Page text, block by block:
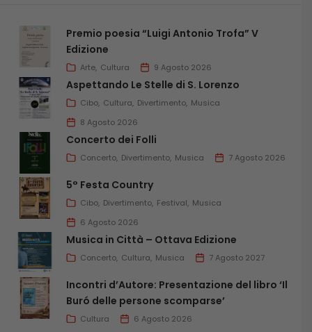
Premio poesia “Luigi Antonio Trofa” V
Edizione
Arte Cultura 9 Agosto 2026
Aspettando Le Stelle di S. Lorenzo
Cibo Cultura Divertimento Musica
8 Agosto 2026
Concerto dei Folli
Concerto Divertimento Musica 7 Agosto 2026
5° Festa Country
Cibo Divertimento Festival Musica
6 Agosto 2026
Musica in Città – Ottava Edizione
Concerto Cultura Musica 7 Agosto 2027
Incontri d’Autore: Presentazione del libro ‘Il
Buró delle persone scomparse’
Cultura 6 Agosto 2026